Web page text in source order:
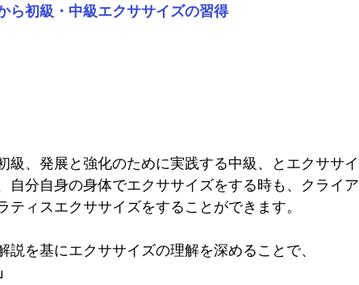
初級・中級エクササイズの習得
級、発展と強化のために実践する中級、とエクササイ
自分自身の身体でエクササイズをする時も、クライア
ィスエクササイズをすることができます。
を基にエクササイズの理解を深めることで、